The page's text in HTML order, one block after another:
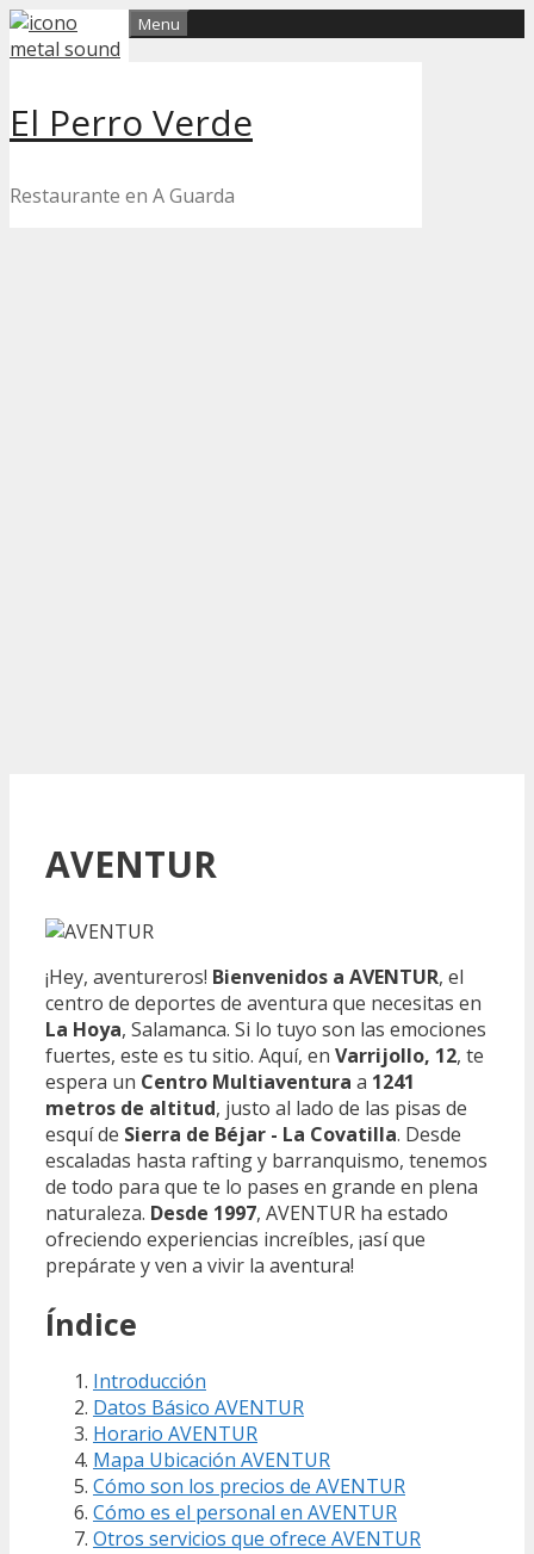
Skip
to
El Perro Verde
Restaurante en A Guarda
Menu
AVENTUR
¡Hey, aventureros! Bienvenidos a AVENTUR, el
centro de deportes de aventura que necesitas en
La Hoya, Salamanca. Si lo tuyo son las emociones
fuertes, este es tu sitio. Aquí, en Varrijollo, 12, te
espera un Centro Multiaventura a 1241
metros de altitud, justo al lado de las pisas de
esquí de Sierra de Béjar - La Covatilla. Desde
escaladas hasta rafting y barranquismo, tenemos
de todo para que te lo pases en grande en plena
naturaleza. Desde 1997, AVENTUR ha estado
ofreciendo experiencias increíbles, ¡así que
prepárate y ven a vivir la aventura!
Índice
Introducción
Datos Básico AVENTUR
Horario AVENTUR
Mapa Ubicación AVENTUR
Cómo son los precios de AVENTUR
Cómo es el personal en AVENTUR
Otros servicios que ofrece AVENTUR